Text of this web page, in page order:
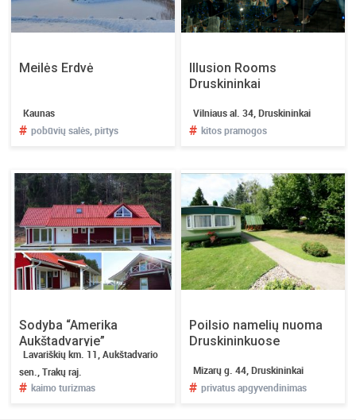
Meilės Erdvė
Kaunas
# pobūvių salės, pirtys
Illusion Rooms
Druskininkai
Vilniaus al. 34, Druskininkai
# kitos pramogos
Sodyba “Amerika
Aukštadvaryje”
Lavariškių km. 11, Aukštadvario
sen., Trakų raj.
# kaimo turizmas
Poilsio namelių nuoma
Druskininkuose
Mizarų g. 44, Druskininkai
# privatus apgyvendinimas